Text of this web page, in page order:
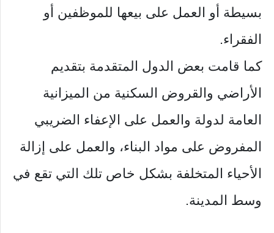
بسيطة أو العمل على بيعها للموظفين أو
الفقراء.
كما قامت بعض الدول المتقدمة بتقديم
الأراضي والقروض السكنية من الميزانية
العامة لدولة والعمل على الإعفاء الضريبي
المفروض على مواد البناء، والعمل على إزالة
الأحياء المتخلفة بشكل خاص تلك التي تقع في
وسط المدينة.